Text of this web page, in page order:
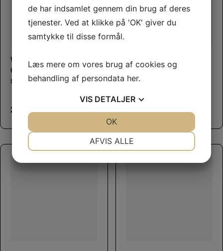
Whesco Naturlige
Godbidder Medium-
soft
27,50
Brit Dental Stick –
Immuno
32,00
de har indsamlet gennem din brug af deres
tjenester. Ved at klikke på 'OK' giver du
samtykke til disse formål.
Læs mere om vores brug af cookies og
behandling af persondata her.
VIS DETALJER
AFVIS ALLE
OK